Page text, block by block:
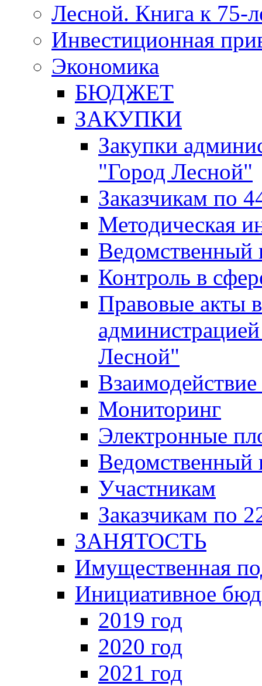
Лесной. Книга к 75-
Инвестиционная
Экономика
БЮДЖЕТ
ЗАКУПКИ
Закупки
"Город Лесной"
Заказчикам по
Методическая
Ведомственный
Контроль в
Правовые акты
Лесной"
Мониторинг
Электронные
Ведомственный
Участникам
Заказчикам по
ЗАНЯТОСТЬ
Имущественная
Инициативное
2019 год
2020 год
2021 год